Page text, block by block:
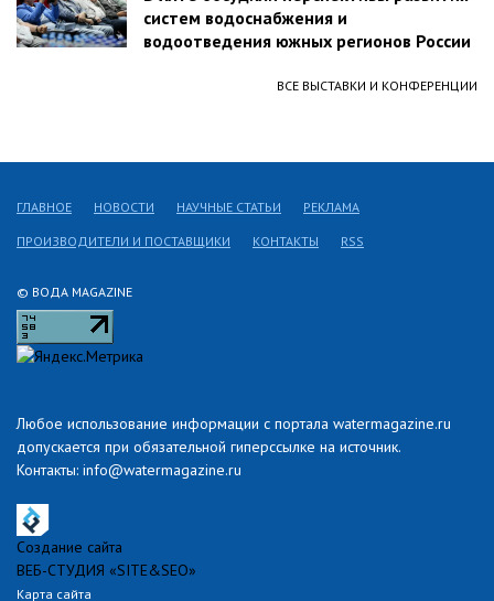
систем водоснабжения и
водоотведения южных регионов России
ВСЕ ВЫСТАВКИ И КОНФЕРЕНЦИИ
© ВОДА MAGAZINE
Любое использование информации с портала watermagazine.ru
допускается при обязательной гиперссылке на источник.
Контакты: info@watermagazine.ru
ГЛАВНОЕ НОВОСТИ НАУЧНЫЕ СТАТЬИ РЕКЛАМА
ПРОИЗВОДИТЕЛИ И ПОСТАВЩИКИ КОНТАКТЫ RSS
Создание сайта
ВЕБ-СТУДИЯ «SITE&SEO»
Карта сайта